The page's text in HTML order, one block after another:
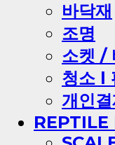
바닥재
조명
소켓 /
청소 l
개인
REPTILE